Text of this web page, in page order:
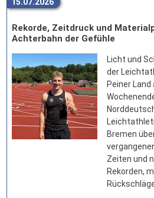
Stammvereine
Bekleidung
Mitgliedschaft
Sponsoren
Bestenlisten
Rekorde
Links
FAQ
Kontakt
Anfahrt
Rekorde, Zeitdruck und
Achterbahn der Gefühle
Licht und
der
Peiner
Bremen
Zeiten und
Rekorden,